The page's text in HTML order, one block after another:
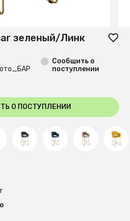
зеленый/Линк
Сообщить о
поступлении
О ПОСТУПЛЕНИИ